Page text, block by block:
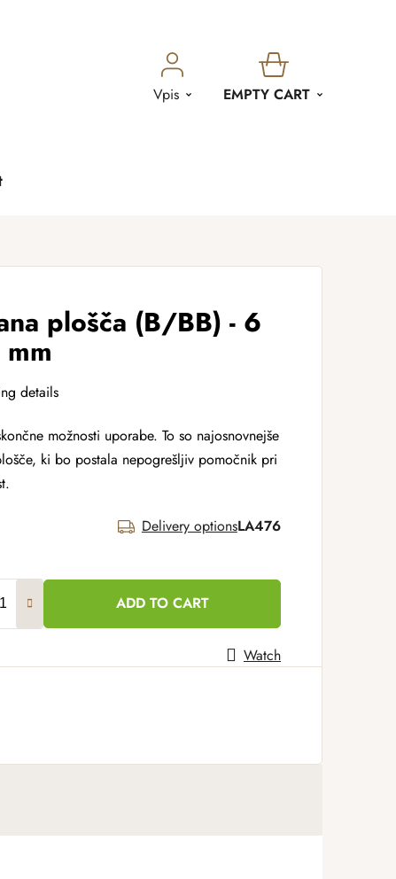
Vpis
SHOPPING
EMPTY CART
plošča (B/BB) - 6
details
možnosti uporabe. To so najosnovnejše
ki bo postala nepogrešljiv pomočnik pri
Delivery optionsLA476
ADD TO CART
Watch